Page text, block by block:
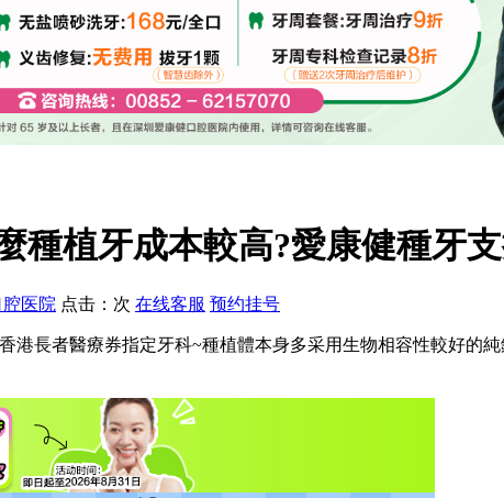
種植牙成本較高?愛康健種牙
医院 点击： 次 在线客服 预约挂号
港長者醫療券指定牙科~種植體本身多采用生物相容性較好的